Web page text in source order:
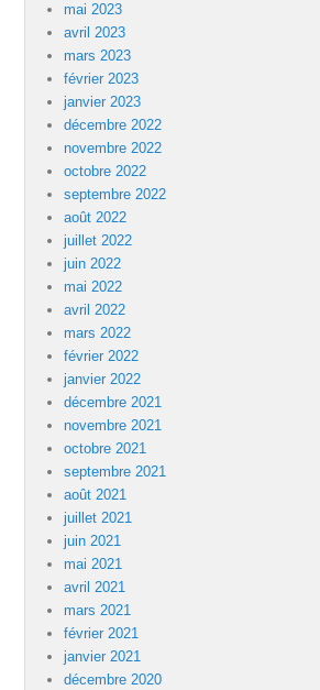
mai 2023
avril 2023
mars 2023
février 2023
janvier 2023
décembre 2022
novembre 2022
octobre 2022
septembre 2022
août 2022
juillet 2022
juin 2022
mai 2022
avril 2022
mars 2022
février 2022
janvier 2022
décembre 2021
novembre 2021
octobre 2021
septembre 2021
août 2021
juillet 2021
juin 2021
mai 2021
avril 2021
mars 2021
février 2021
janvier 2021
décembre 2020